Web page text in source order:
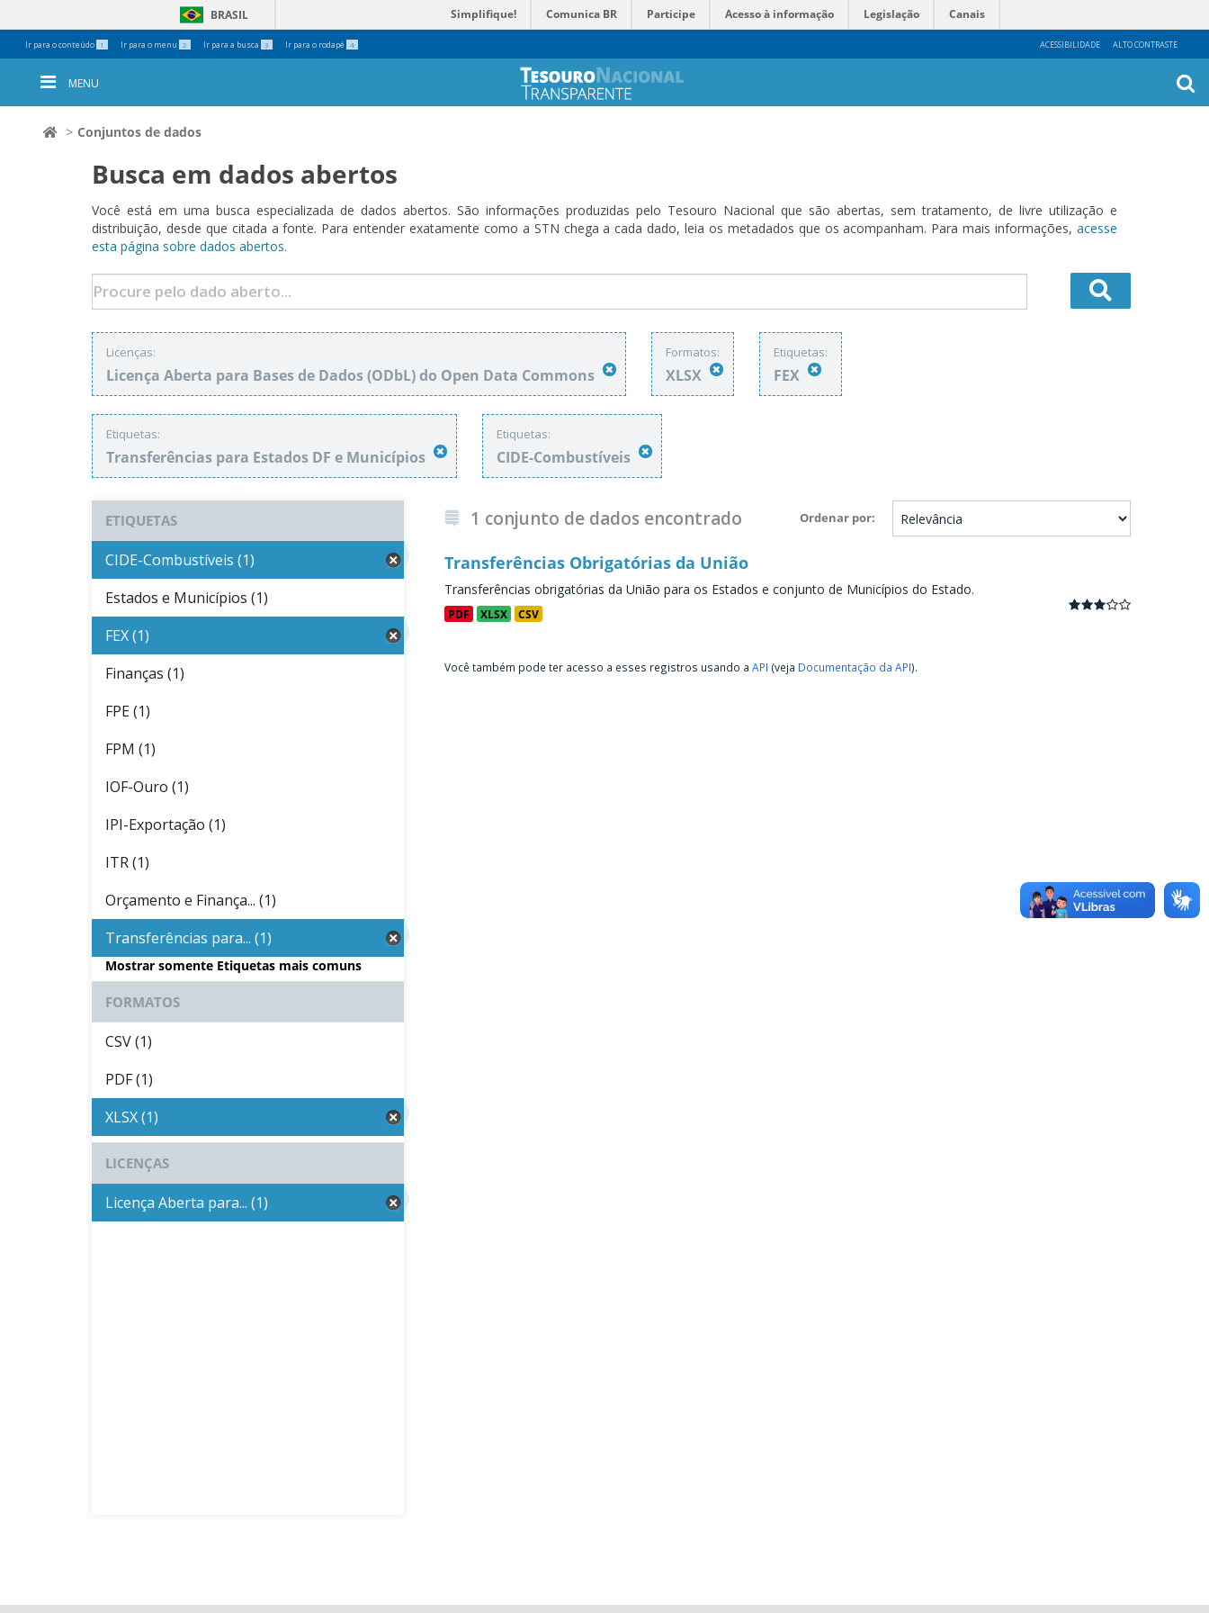
Ir para o conteúdo 1 Ir para o menu 2 Ir para a busca 3 Ir para o rodapé 4 ACESSIBILIDADE ALTO CONTRASTE
BRASIL Simplifique! Comunica BR Participe Acesso à informação Legislação Canais
Ferramentas
Pessoais
MENU
Conjuntos de dados
Busca em dados abertos
Você está em uma busca especializada de dados abertos. São informações produzidas pelo Tesouro Nacional que são abertas, sem tratamento, de livre utilização e
distribuição, desde que citada a fonte. Para entender exatamente como a STN chega a cada dado, leia os metadados que os acompanham. Para mais informações, acesse
esta página sobre dados abertos.
Licenças:
Licença Aberta para Bases de Dados (ODbL) do Open Data Commons
Formatos:
XLSX
Etiquetas:
FEX
Etiquetas:
Transferências para Estados DF e Municípios
Etiquetas:
CIDE-Combustíveis
Ordenar por
1 conjunto de dados encontrado
Transferências Obrigatórias da União
Transferências obrigatórias da União para os Estados e conjunto de Municípios do Estado.
PDF XLSX CSV
Você também pode ter acesso a esses registros usando a API (veja Documentação da API).
ETIQUETAS
CIDE-Combustíveis (1)
Estados e Municípios (1)
FEX (1)
Finanças (1)
FPE (1)
FPM (1)
IOF-Ouro (1)
IPI-Exportação (1)
ITR (1)
Orçamento e Finança... (1)
Transferências para... (1)
Mostrar somente Etiquetas mais comuns
FORMATOS
CSV (1)
PDF (1)
XLSX (1)
LICENÇAS
Licença Aberta para... (1)